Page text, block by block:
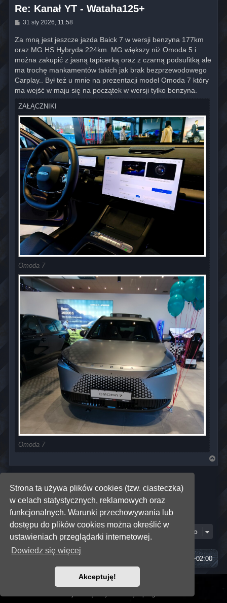
Strona ta używa plików cookies (tzw. ciasteczka)
w celach statystycznych, reklamowych oraz
funkcjonalnych. Warunki przechowywania lub
dostępu do plików cookies można określić w
ustawieniach przeglądarki internetowej.
Dowiedz się więcej
Akceptuję!
Re: Kanał YT - Wataha125+
P
t
31 sty 2026, 11:58
Za mną jest jeszcze jazda Baick 7 w wersji benzyna 177km
oraz MG HS Hybryda 224km. MG większy niż Omoda 5 i
można zakupić z jasną tapicerką oraz z czarną podsufitką ale
ma trochę mankamentów takich jak brak bezprzewodowego
Carplay.. Był też u mnie na prezentacji model Omoda 7 który
ma wejść w maju się na początek w wersji tylko benzyna.
ZAŁĄCZNIKI
Omoda 7
Omoda 7
a
Posty: 71 Strona8z8
Poprzednia
1 … 4 5 6
Przejdź do
UTC+02:00
mojsakStudio